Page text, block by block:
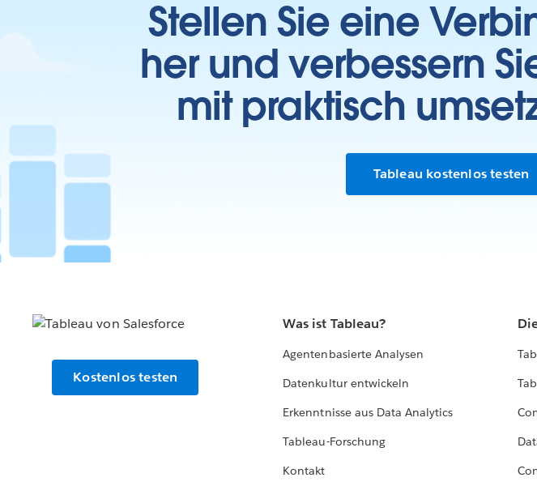
Stellen Sie eine
her und verbessern
mit praktisch
Tableau kostenlos testen
Kostenlos testen
Was ist Tableau?
Agentenbasierte Analysen
Datenkultur entwickeln
Erkenntnisse aus Data Analytics
Tableau-Forschung
Kontakt